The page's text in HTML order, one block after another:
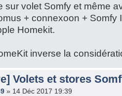
sur volet Somfy et même
+ connexoon + Somfy
Homekit.
inverse la
Volets et stores
» 14 Déc 2017 19:39